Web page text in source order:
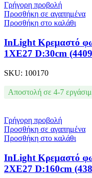
Γρήγορη προβολή
Προσθήκη σε αγαπημένα
Προσθήκη στο καλάθι
InLight Κρεμαστό
1XE27 D:30cm
SKU: 100170
Αποστολή σε 4-7
Γρήγορη προβολή
Προσθήκη σε αγαπημένα
Προσθήκη στο καλάθι
InLight Κρεμαστό
2XE27 D:160cm